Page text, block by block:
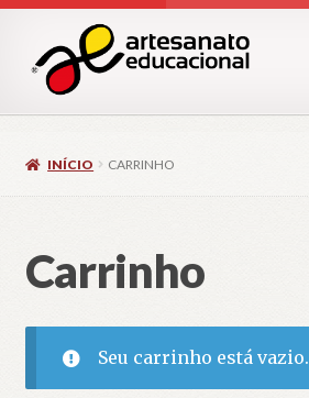
para
navegação
para
conteúdo
INÍCIO CARRINHO
Carrinho
Seu carrinho está vazio.